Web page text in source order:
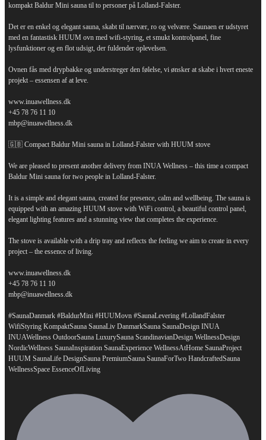
kompakt Baldur Mini sauna til to personer på Lolland-Falster.
Det er en enkel og elegant sauna, skabt til nærvær, ro og velvære. Saunaen er udstyret
med en fantastisk HUUM ovn med wifi-styring, et smukt kontrolpanel, fine
lysfunktioner og en flot udsigt, der fuldender oplevelsen.
Ovnen fås med drypbakke og understreger den følelse, vi ønsker at skabe i hvert eneste
projekt – essensen af at leve.
www.inuawellness.dk
+45 78 76 11 10
mbp@inuawellness.dk
🇬🇧 Compact Baldur Mini sauna in Lolland-Falster with HUUM stove
We are pleased to present another delivery from INUA Wellness – this time a compact
Baldur Mini sauna for two people in Lolland-Falster.
It is a simple and elegant sauna, created for presence, calm and wellbeing. The sauna is
equipped with an amazing HUUM stove with WiFi control, a beautiful control panel,
elegant lighting features and a stunning view that completes the experience.
The stove is available with a drip tray and reflects the feeling we aim to create in every
project – the essence of living.
www.inuawellness.dk
+45 78 76 11 10
mbp@inuawellness.dk
#SaunaDanmark #BaldurMini #HUUMovn #SaunaLevering #LollandFalster
WifiStyring KompaktSauna SaunaLiv DanmarkSauna SaunaDesign INUA
INUAWellness OutdoorSauna LuxurySauna ScandinavianDesign WellnessDesign
NordicWellness SaunaInspiration SaunaExperience WellnessAtHome SaunaProject
HUUM SaunaLife DesignSauna PremiumSauna SaunaForTwo HandcraftedSauna
WellnessSpace EssenceOfLiving